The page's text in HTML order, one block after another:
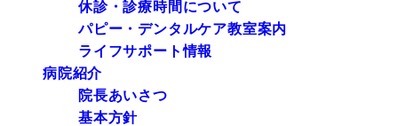
休診・診療時間について
パピー・デンタルケア教室案内
ライフサポート情報
病院紹介
院長あいさつ
基本方針